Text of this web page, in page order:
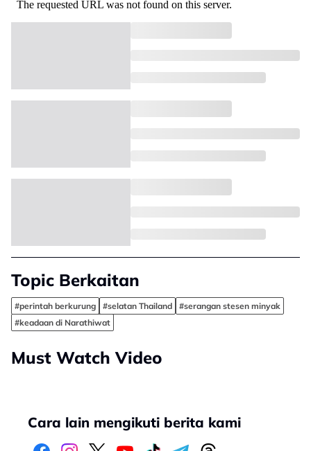
Topic Berkaitan
#perintah berkurung #selatan Thailand
#serangan stesen minyak
#keadaan di Narathiwat
Must Watch Video
Cara lain mengikuti berita kami